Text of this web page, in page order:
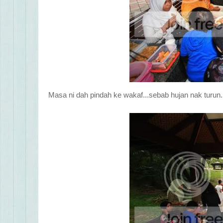
Masa ni dah pindah ke wakaf...sebab hujan nak